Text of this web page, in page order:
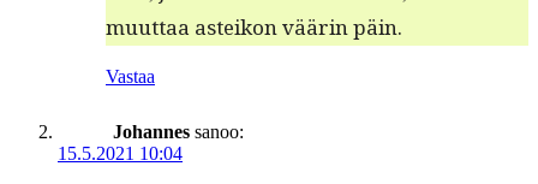
muut­taa asteikon väärin päin.
Vastaa
Johannes sanoo:
15.5.2021 10:04